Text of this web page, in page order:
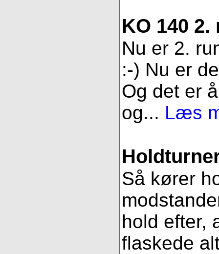
KO 140 2.
Nu er 2.
:-) Nu er
Og det er
og... Læs
Så kører
hold efter,
flaskede